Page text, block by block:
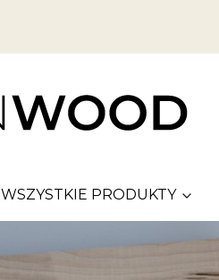
WSZYSTKIE PRODUKTY